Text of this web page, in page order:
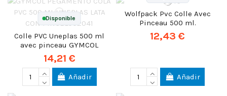
Disponible
Colle PVC Uneplas 500 ml
avec pinceau GYMCOL
14,21 €
Añadir
Wolfpack Pvc Colle Avec
Pinceau 500 ml.
12,43 €
Añadir